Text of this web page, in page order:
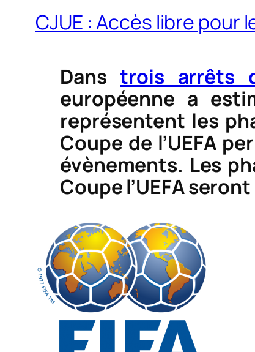
CJUE : Accès libre pour
Danstrois arrêts
européenne a
représentent les
Coupe de l’UEFA
évènements. Les
Coupe l’UEFA